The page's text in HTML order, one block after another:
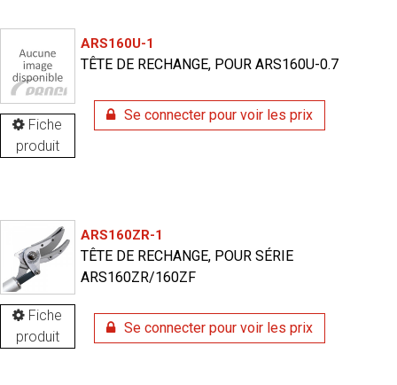
Fiche
produit
ARS160U-1
TÊTE DE RECHANGE, POUR ARS160U-0.7
Se connecter pour voir les prix
Fiche
produit
ARS160ZR-1
TÊTE DE RECHANGE, POUR SÉRIE
ARS160ZR/160ZF
Se connecter pour voir les prix